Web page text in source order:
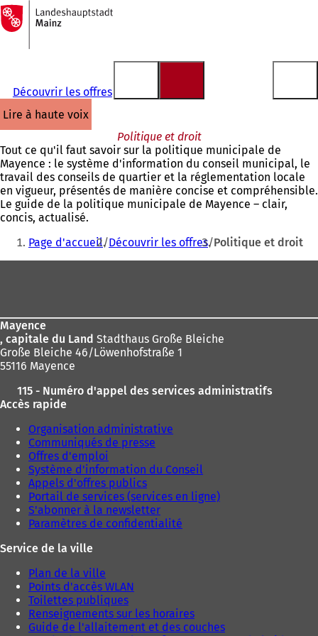
Accéder au contenu
Vers
la
page
d'accueil
Découvrir les offres
lire à haute voix
Politique et droit
Tout ce qu'il faut savoir sur la politique municipale de
Mayence : le système d'information du conseil municipal, le
travail des conseils de quartier et la réglementation locale
en vigueur, présentés de manière concise et compréhensible.
Le guide de la politique municipale de Mayence – clair,
concis, actualisé.
Vous
êtes
Page d'accueil Découvrir les offres Politique et droit
Mayence
, capitale du Land Stadthaus Große Bleiche
Große Bleiche 46/Löwenhofstraße 1
55116 Mayence
115 - Numéro d'appel des services administratifs
Accès rapide
Organisation administrative
Communiqués de presse
Offres d'emploi
Système d'information du Conseil
Appels d'offres publics
Portail de services (services en ligne)
S'abonner à la newsletter
Paramètres de confidentialité
Service de la ville
Plan de la ville
Points d'accès WLAN
Toilettes publiques
Renseignements sur les horaires
Guide de l'allaitement et des couches